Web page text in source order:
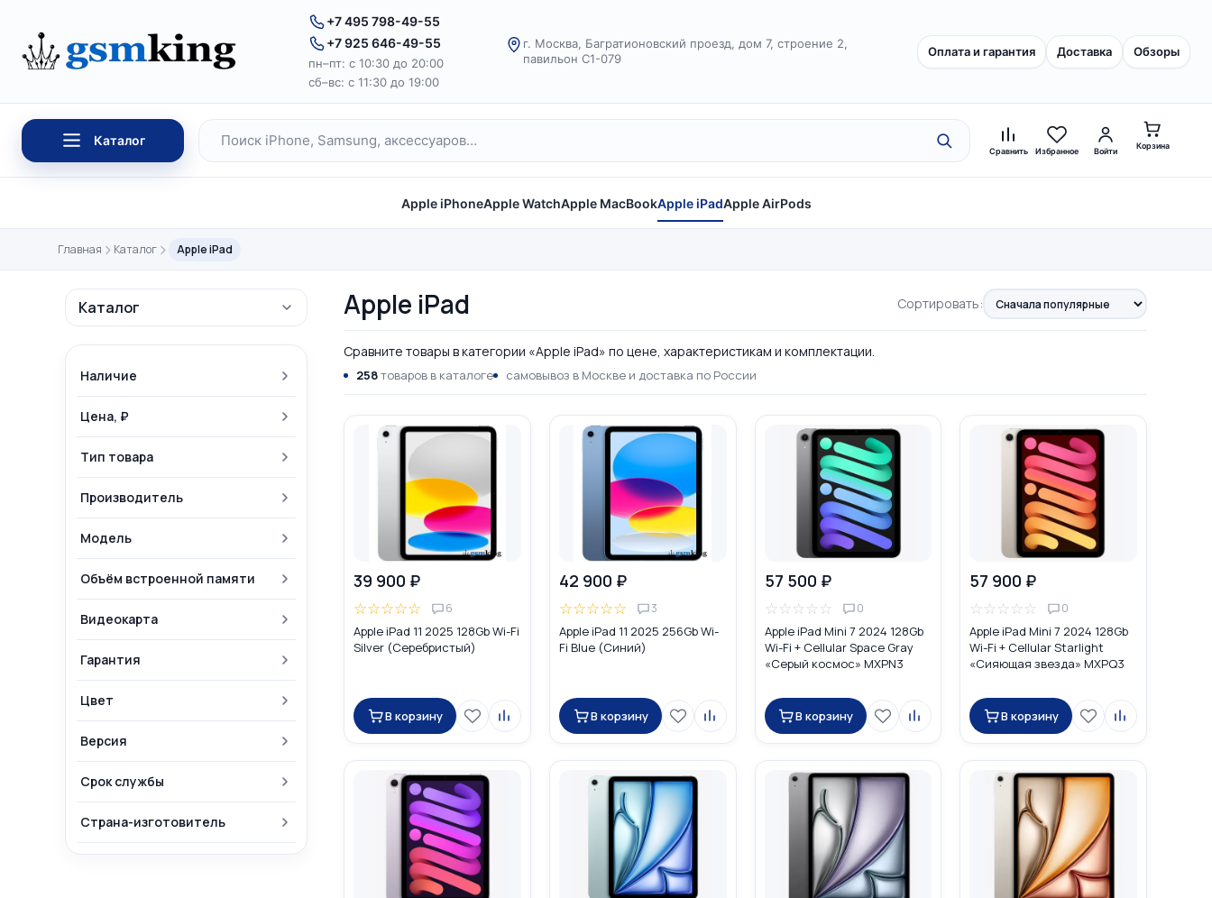
+7 495 798-49-55
+7 925 646-49-55
пн–пт: с 10:30 до 20:00
сб–вс: с 11:30 до 19:00
г. Москва, Багратионовский проезд, дом 7, строение 2,
павильон С1-079
Оплата и гарантия Доставка Обзоры
Каталог
Поиск по каталогу Сравнить Избранное Войти
Корзина
Apple iPhoneApple WatchApple MacBookApple iPadApple AirPods
Главная Каталог Apple iPad
Каталог
Наличие
Цена, ₽
Тип товара
Производитель
Модель
Объём встроенной памяти
Видеокарта
Гарантия
Цвет
Версия
Срок службы
Страна-изготовитель
Apple iPad Сортировать:
Сравните товары в категории «Apple iPad» по цене, характеристикам и комплектации.
258товаров в каталоге самовывоз в Москве и доставка по России
39 900 ₽
☆☆☆☆☆ 6
Apple iPad 11 2025 128Gb Wi-Fi
Silver (Серебристый)
В корзину
42 900 ₽
☆☆☆☆☆ 3
Apple iPad 11 2025 256Gb Wi-
Fi Blue (Синий)
В корзину
57 500 ₽
☆☆☆☆☆ 0
Apple iPad Mini 7 2024 128Gb
Wi-Fi + Cellular Space Gray
«Серый космос» MXPN3
В корзину
57 900 ₽
☆☆☆☆☆ 0
Apple iPad Mini 7 2024 128Gb
Wi-Fi + Cellular Starlight
«Сияющая звезда» MXPQ3
В корзину